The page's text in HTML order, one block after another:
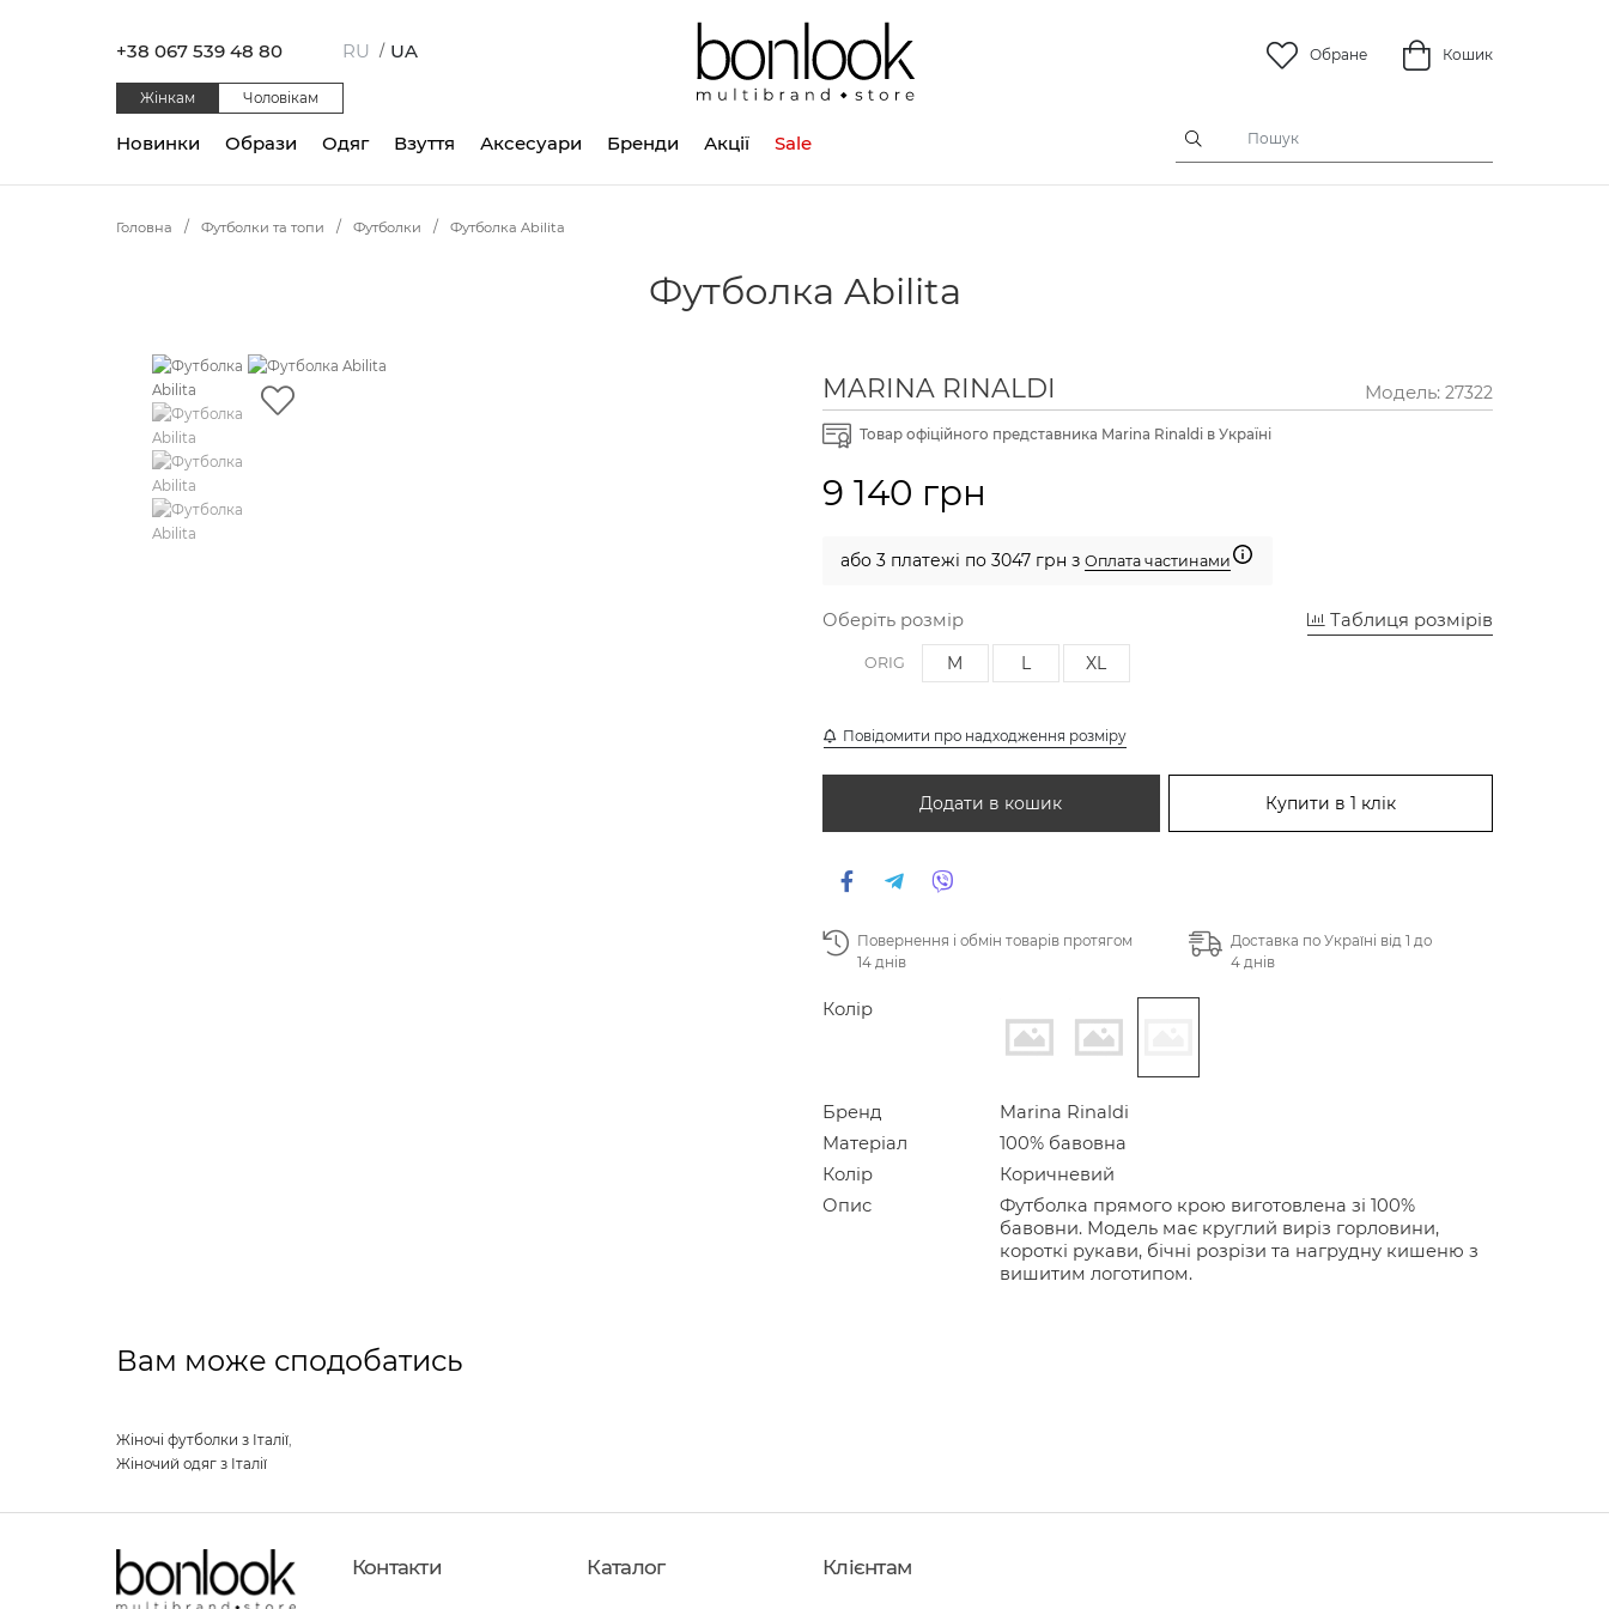
+38 067 539 48 80 RU / UA Обране Кошик
Жінкам Чоловікам
Одяг Взуття Аксесуари
Новинки Образи Бренди Акції Sale
Головна Футболки та топи Футболки Футболка Abilita
Футболка Abilita
MARINA RINALDI Модель: 27322
Товар офіційного представника Marina Rinaldi в Україні
9 140 грн
або 3 платежі по 3047 грн з Оплата частинами
Оберіть розмір Таблиця розмірів
ORIG M L XL
Повідомити про надходження розміру
Додати в кошик Купити в 1 клік
Повернення і обмін товарів протягом
14 днів
Доставка по Україні від 1 до
4 днів
Колір
Бренд
Marina Rinaldi
Матеріал
100% бавовна
Колір
Коричневий
Опис
Футболка прямого крою виготовлена зі 100%
бавовни. Модель має круглий виріз горловини,
короткі рукави, бічні розрізи та нагрудну кишеню з
вишитим логотипом.
Вам може сподобатись
Жіночі футболки з Італії,
Жіночий одяг з Італії
Контакти Каталог Клієнтам